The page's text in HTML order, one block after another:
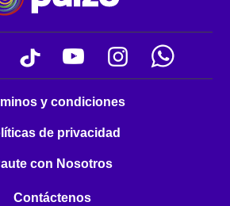
y condiciones
de privacidad
con Nosotros
Contáctenos